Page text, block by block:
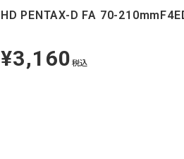
HD PENTAX-D FA 70-
定
価
¥3,160 税込